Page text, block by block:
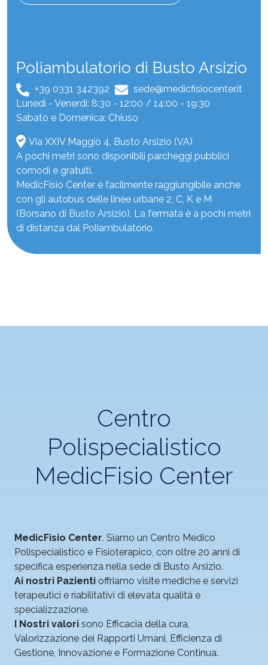
Poliambulatorio di Busto Arsizio
+39 0331 342392
sede@medicfisiocenter.it
Lunedì - Venerdì: 8:30 - 12:00 / 14:00 - 19:30
Sabato e Domenica: Chiuso
Via XXIV Maggio 4, Busto Arsizio (VA)
A pochi metri sono disponibili parcheggi pubblici
comodi e gratuiti.
MedicFisio Center è facilmente raggiungibile anche
con gli autobus delle linee urbane 2, C, K e M
(Borsano di Busto Arsizio). La fermata è a pochi metri
di distanza dal Poliambulatorio.
Centro
Polispecialistico
MedicFisio Center
MedicFisio Center. Siamo un Centro Medico
Polispecialistico e Fisioterapico, con oltre 20 anni di
specifica esperienza nella sede di Busto Arsizio.
Ai nostri Pazienti offriamo visite mediche e servizi
terapeutici e riabilitativi di elevata qualità e
specializzazione.
I Nostri valori sono Efficacia della cura,
Valorizzazione dei Rapporti Umani, Efficienza di
Gestione, Innovazione e Formazione Continua.